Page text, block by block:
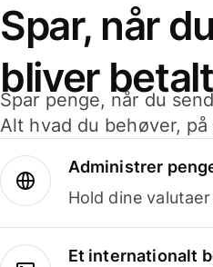
Spar, når
bliver betalt
Spar penge, når du
Alt hvad du behøver,
Administrer
Hold dine
Et internationalt